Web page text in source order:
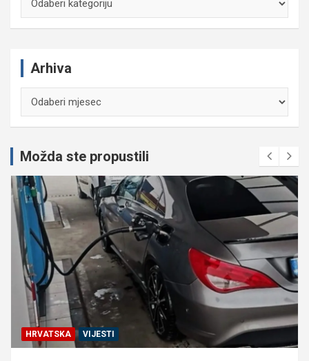
Arhiva
Možda ste propustili
HRVATSKA VIJESTI